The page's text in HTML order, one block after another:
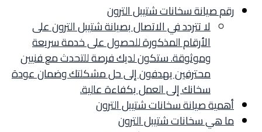
رقم صيانة سخانات شتيبل الترون
لا تتردد في الاتصال بصيانة شتيبل الترون على
الأرقام المذكورة للحصول على خدمة سريعة
وموثوقة. ستكون لديك فرصة للتحدث مع فنيين
محترفين يهدفون إلى حل مشكلتك وضمان عودة
سخانك إلى العمل بكفاءة عالية.
أهمية صيانة سخانات شتيبل الترون
ما هي سخانات شتيبل الترون